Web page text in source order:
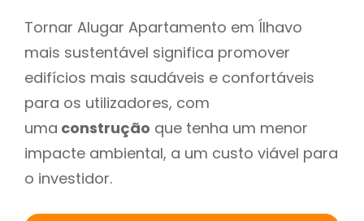
Tornar Alugar Apartamento em Ílhavo
mais sustentável significa promover
edifícios mais saudáveis e confortáveis
para os utilizadores, com
uma construção que tenha um menor
impacte ambiental, a um custo viável para
o investidor.